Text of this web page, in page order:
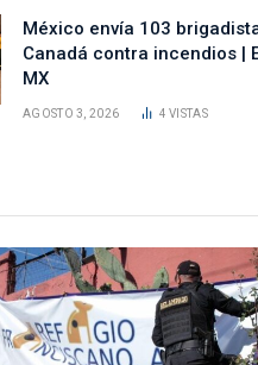
México envía 103
Canadá contra incendios |
MX
AGOSTO 3, 2026 4VISTAS